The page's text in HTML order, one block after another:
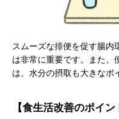
スムーズな排便を促す腸内
は非常に重要です。また、
は、水分の摂取も大きなポ
【食生活改善のポイン